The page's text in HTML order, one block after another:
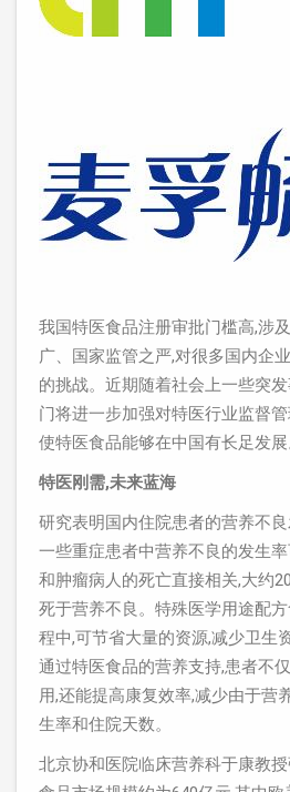
我国特医食品注册审批门槛高,涉
广、国家监管之严,对很多国内企
的挑战。近期随着社会上一些突
门将进一步加强对特医行业监督
使特医食品能够在中国有长足发展
特医刚需,未来蓝海
研究表明国内住院患者的营养不
一些重症患者中营养不良的发生
和肿瘤病人的死亡直接相关,大约
死于营养不良。特殊医学用途配
程中,可节省大量的资源,减少卫生
通过特医食品的营养支持,患者不
用,还能提高康复效率,减少由于营
生率和住院天数。
北京协和医院临床营养科于康教